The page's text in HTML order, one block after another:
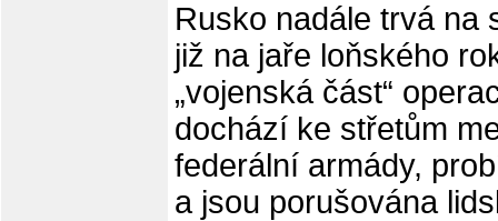
Rusko nadále trvá na
již na jaře loňského
„vojenská část“
dochází ke střetům
federální armády,
a jsou porušována